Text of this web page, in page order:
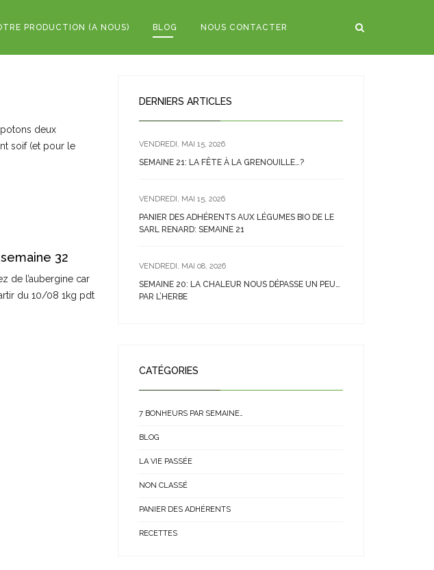
PRODUCTION (A NOUS) BLOG NOUS CONTACTER
deux
soif (et pour le
32
de l’aubergine car
du 10/08 1kg pdt
DERNIERS ARTICLES
VENDREDI, MAI 15, 2026
SEMAINE 21: LA FÊTE À LA GRENOUILLE…?
VENDREDI, MAI 15, 2026
PANIER DES ADHÉRENTS AUX LÉGUMES BIO DE LE
SARL RENARD: SEMAINE 21
VENDREDI, MAI 08, 2026
SEMAINE 20: LA CHALEUR NOUS DÉPASSE UN PEU…
PAR L’HERBE
CATÉGORIES
7 BONHEURS PAR SEMAINE…
BLOG
LA VIE PASSÉE
NON CLASSÉ
PANIER DES ADHÉRENTS
RECETTES